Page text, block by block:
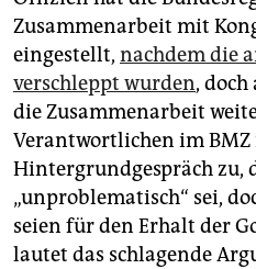
Zusammenarbeit mit
eingestellt, nachdem die
verschleppt wurden,
die Zusammenarbeit
Verantwortlichen im
Hintergrundgespräch zu,
„unproblematisch“ sei,
seien für den Erhalt der
lautet das schlagende